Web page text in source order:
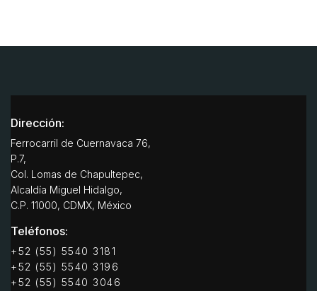
Dirección:
Ferrocarril de Cuernavaca 76,
P.7,
Col. Lomas de Chapultepec,
Alcaldía Miguel Hidalgo,
C.P. 11000, CDMX, México
Teléfonos:
+52 (55) 5540 3181
+52 (55) 5540 3196
+52 (55) 5540 3046